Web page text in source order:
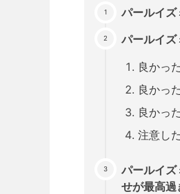
パールイズ
パールイ
良かっ
良かっ
良かっ
注意し
パールイズ
せが最高過